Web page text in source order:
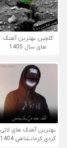
گلچین بهترین آهنگ
های سال 1405
بهترین آهنگ های لاتی
کردی کرمانشاهی 1404